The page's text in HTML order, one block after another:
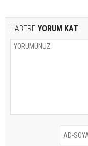
HABERE YORUM KAT